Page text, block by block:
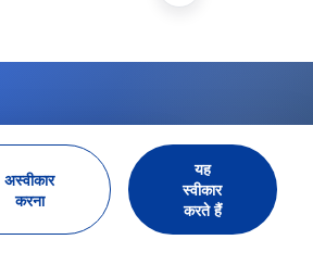
WhatsApp पर संपर्क करें
अस्वीकार
करना
यह
स्वीकार
करते हैं